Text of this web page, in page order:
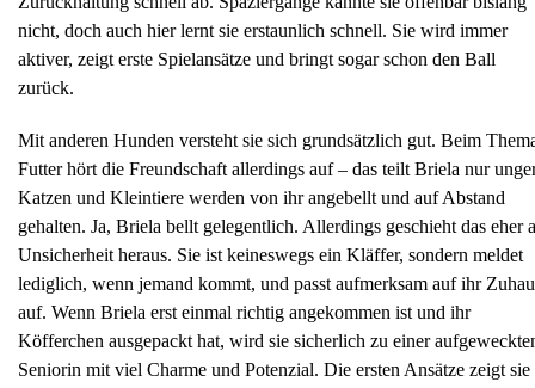
nicht, doch auch hier lernt sie erstaunlich schnell. Sie wird immer
aktiver, zeigt erste Spielansätze und bringt sogar schon den Ball
zurück.
Mit anderen Hunden versteht sie sich grundsätzlich gut. Beim
Futter hört die Freundschaft allerdings auf – das teilt Briela nur
Katzen und Kleintiere werden von ihr angebellt und auf Abstand
gehalten. Ja, Briela bellt gelegentlich. Allerdings geschieht das eher
Unsicherheit heraus. Sie ist keineswegs ein Kläffer, sondern meldet
lediglich, wenn jemand kommt, und passt aufmerksam auf ihr
auf. Wenn Briela erst einmal richtig angekommen ist und ihr
Köfferchen ausgepackt hat, wird sie sicherlich zu einer
Seniorin mit viel Charme und Potenzial. Die ersten Ansätze zeigt sie